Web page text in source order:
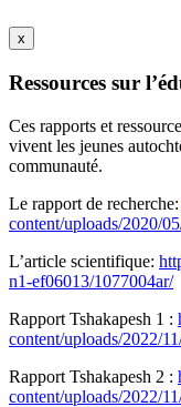
x
Ressources sur
Ces rapports et
vivent les jeunes
communauté.
Le rapport de recherche:
content/uploads/2020/
L’article scientifique:
n1-ef06013/1077004ar/
Rapport Tshakapesh 1 :
content/uploads/2022/
Rapport Tshakapesh 2 :
content/uploads/2022/